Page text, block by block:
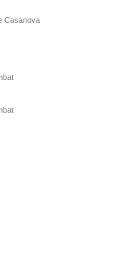
Casanova